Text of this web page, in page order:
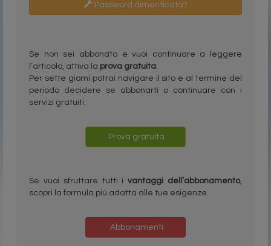
Password dimenticata?
Se non sei abbonato e vuoi continuare a leggere
l’articolo, attiva la prova gratuita.
Per sette giorni potrai navigare il sito e al termine del
periodo decidere se abbonarti o continuare con i
servizi gratuiti.
Prova gratuita
Se vuoi sfruttare tutti ivantaggi dell’abbonamento,
scopri la formula più adatta alle tue esigenze.
Abbonamenti